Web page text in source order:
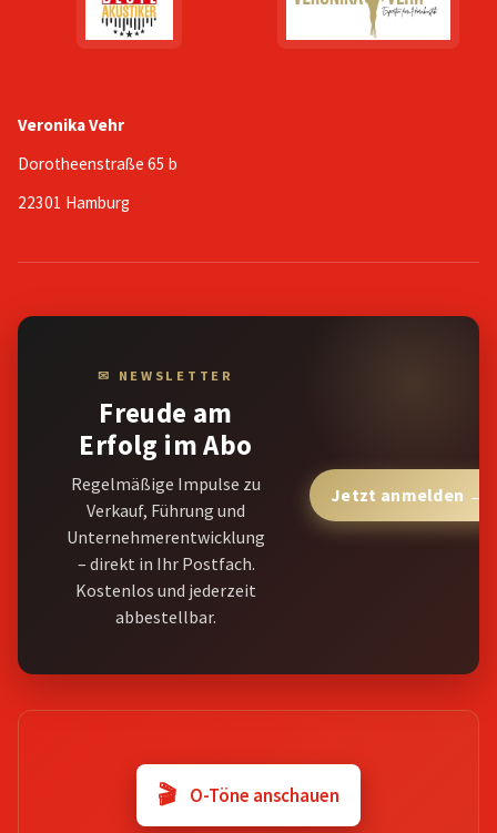
Veronika Vehr
Dorotheenstraße 65 b
22301 Hamburg
✉ NEWSLETTER
Freude am
Erfolg im Abo
Regelmäßige Impulse zu
Verkauf, Führung und
Unternehmerentwicklung
– direkt in Ihr Postfach.
Kostenlos und jederzeit
abbestellbar.
Jetzt anmelden →
🎬 O-Töne anschauen